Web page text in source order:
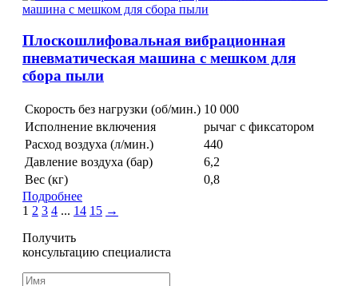
Плоскошлифовальная вибрационная
пневматическая машина с мешком для
сбора пыли
Скорость без нагрузки (об/мин.) 10 000
Исполнение включения
рычаг с фиксатором
Расход воздуха (л/мин.)
440
Давление воздуха (бар)
6,2
Вес (кг)
0,8
Подробнее
1 2 3 4 ... 14 15 →
Получить
консультацию специалиста